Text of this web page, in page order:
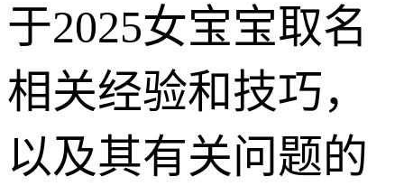
于2025女宝宝取名
相关经验和技巧，
以及其有关问题的